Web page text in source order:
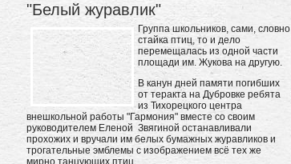
"Белый журавлик"
Группа школьников, сами, словно
стайка птиц, то и дело
перемещалась из одной части
площади им. Жукова на другую.
В канун дней памяти погибших
от теракта на Дубровке ребята
из Тихорецкого центра
внешкольной работы "Гармония" вместе со своим
руководителем Еленой Звягиной останавливали
прохожих и вручали им белых бумажных журавликов и
трогательные эмблемы с изображением всё тех же
мирно танцующих птиц.